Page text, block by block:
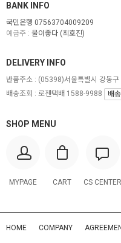
BANK INFO
국민은행 07563704009209
예금주 : 물이좋다 (최호진)
SHOP MENU
MYPAGE CART CS CENTER
DELIVERY INFO
반품주소 : (05398)서울특별시 강동
배송조회 : 로젠택배 1588-9988
배
HOME COMPANY